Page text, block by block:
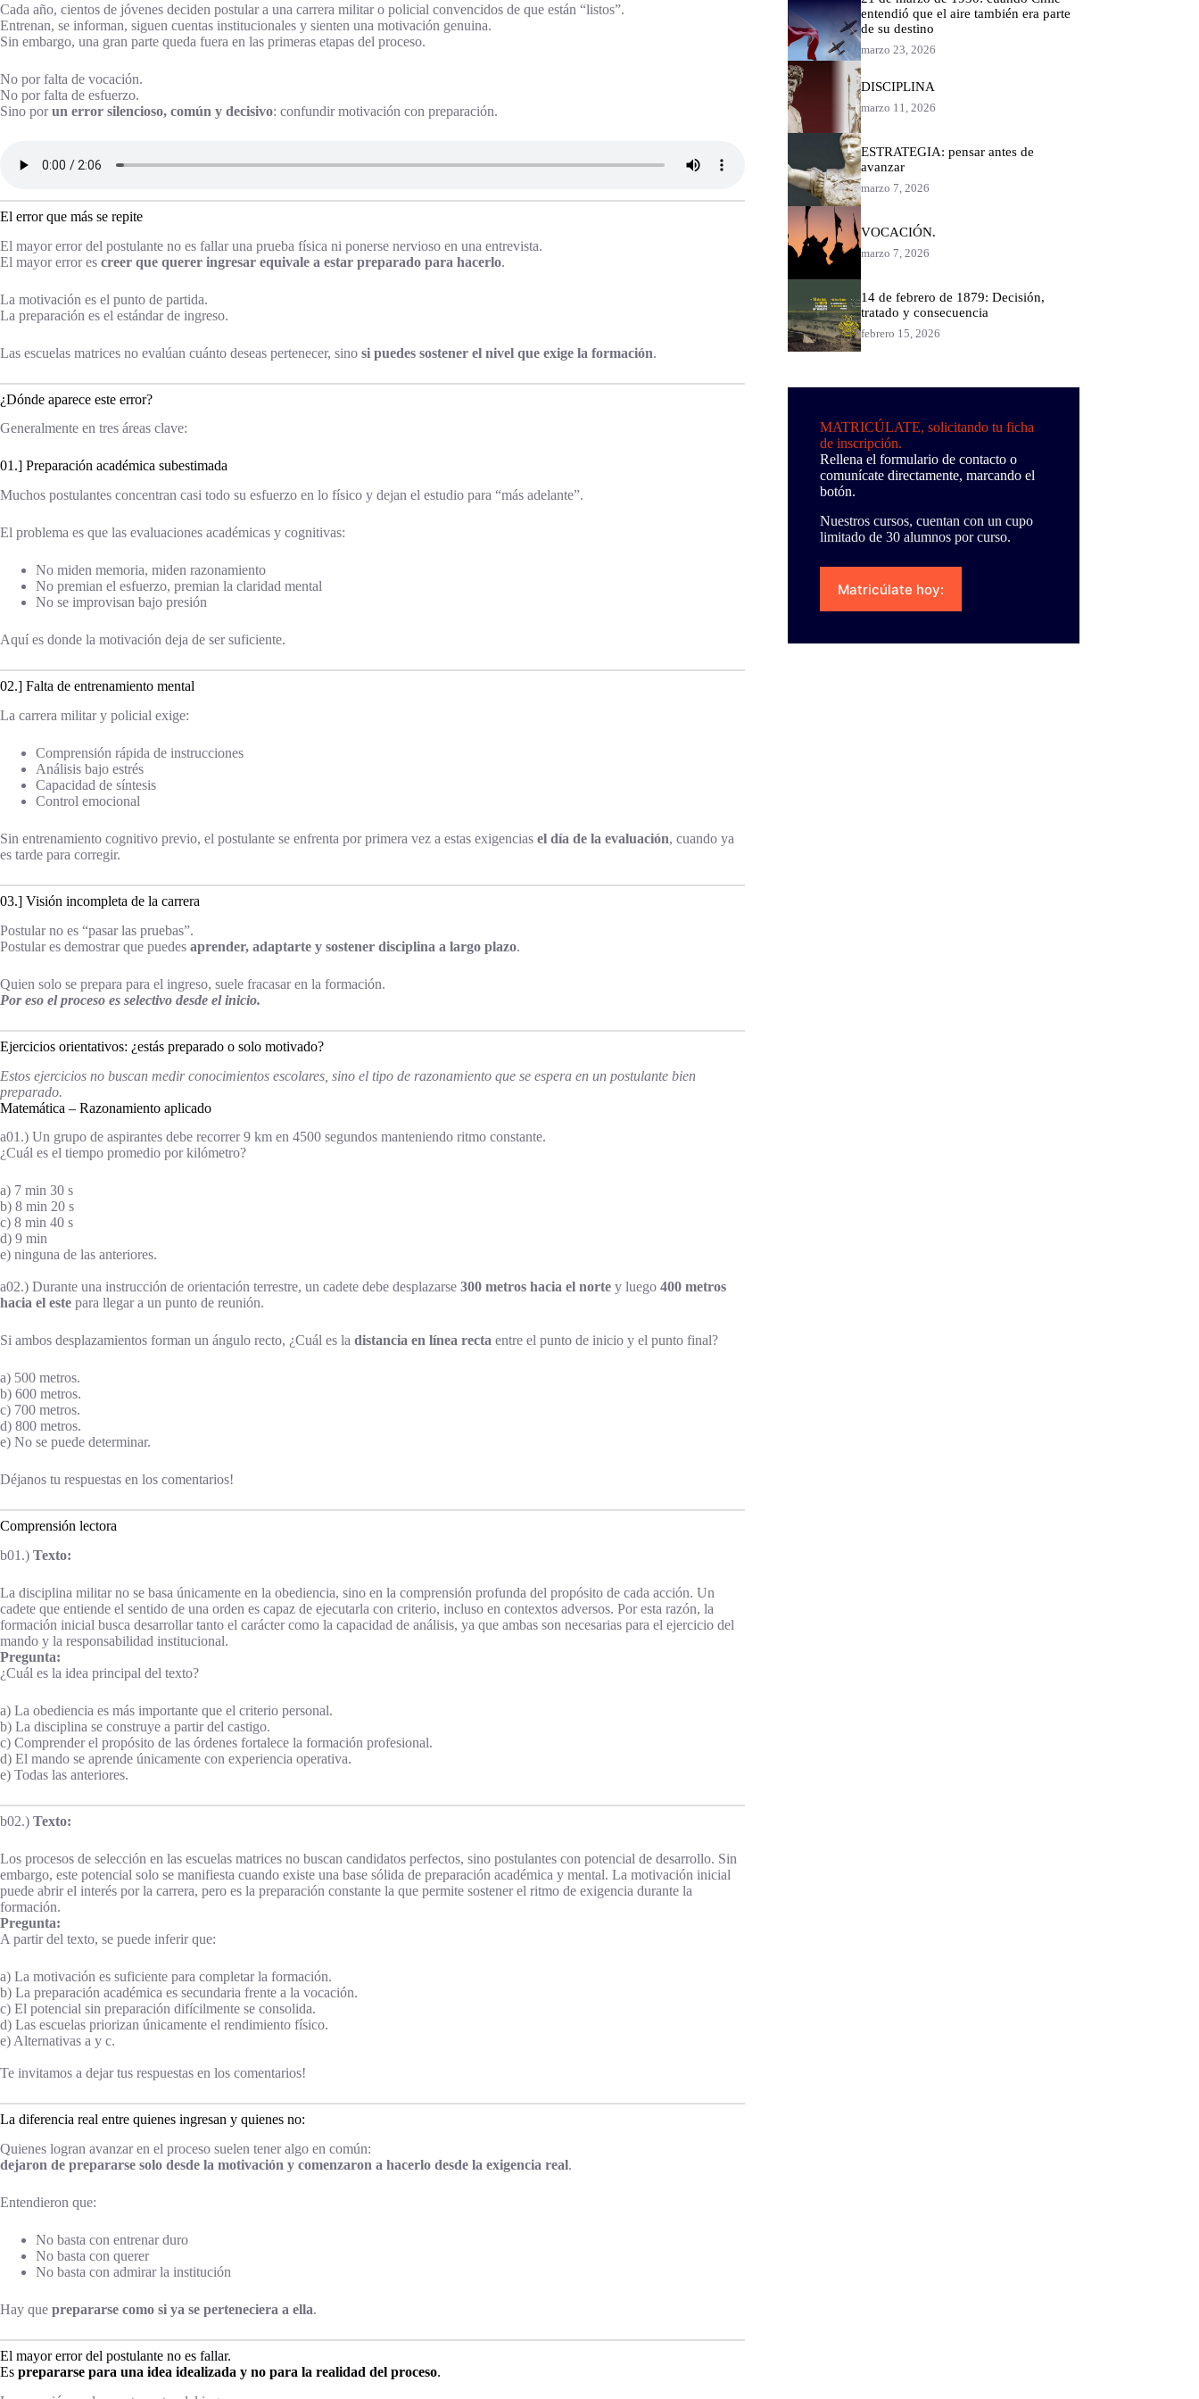
Cada año, cientos de jóvenes deciden postular a una carrera militar o policial convencidos de que están “listos”.
Entrenan, se informan, siguen cuentas institucionales y sienten una motivación genuina.
Sin embargo, una gran parte queda fuera en las primeras etapas del proceso.
No por falta de vocación.
No por falta de esfuerzo.
Sino porun error silencioso, común y decisivo: confundir motivación con preparación.
El error que más se repite
El mayor error del postulante no es fallar una prueba física ni ponerse nervioso en una entrevista.
El mayor error es creer que querer ingresar equivale a estar preparado para hacerlo.
La motivación es el punto de partida.
La preparación es el estándar de ingreso.
Las escuelas matrices no evalúan cuánto deseas pertenecer, sino si puedes sostener el nivel que exige la formación.
¿Dónde aparece este error?
Generalmente en tres áreas clave:
01.] Preparación académica subestimada
Muchos postulantes concentran casi todo su esfuerzo en lo físico y dejan el estudio para “más adelante”.
El problema es que las evaluaciones académicas y cognitivas:
No miden memoria, miden razonamiento
No premian el esfuerzo, premian la claridad mental
No se improvisan bajo presión
Aquí es donde la motivación deja de ser suficiente.
02.] Falta de entrenamiento mental
La carrera militar y policial exige:
Comprensión rápida de instrucciones
Análisis bajo estrés
Capacidad de síntesis
Control emocional
Sin entrenamiento cognitivo previo, el postulante se enfrenta por primera vez a estas exigencias el día de la evaluación, cuando ya
es tarde para corregir.
03.] Visión incompleta de la carrera
Postular no es “pasar las pruebas”.
Postular es demostrar que puedes aprender, adaptarte y sostener disciplina a largo plazo.
Quien solo se prepara para el ingreso, suele fracasar en la formación.
Por eso el proceso es selectivo desde el inicio.
Ejercicios orientativos: ¿estás preparado o solo motivado?
Estos ejercicios no buscan medir conocimientos escolares, sino el tipo de razonamiento que se espera en un postulante bien
preparado.
Matemática – Razonamiento aplicado
a01.) Un grupo de aspirantes debe recorrer 9 km en 4500 segundos manteniendo ritmo constante.
¿Cuál es el tiempo promedio por kilómetro?
a) 7 min 30 s
b) 8 min 20 s
c) 8 min 40 s
d) 9 min
e) ninguna de las anteriores.
a02.) Durante una instrucción de orientación terrestre, un cadete debe desplazarse 300 metros hacia el norte y luego 400 metros
hacia el este para llegar a un punto de reunión.
Si ambos desplazamientos forman un ángulo recto, ¿Cuál es la distancia en línea recta entre el punto de inicio y el punto final?
a) 500 metros.
b) 600 metros.
c) 700 metros.
d) 800 metros.
e) No se puede determinar.
Déjanos tu respuestas en los comentarios!
Comprensión lectora
b01.) Texto:
La disciplina militar no se basa únicamente en la obediencia, sino en la comprensión profunda del propósito de cada acción. Un
cadete que entiende el sentido de una orden es capaz de ejecutarla con criterio, incluso en contextos adversos. Por esta razón, la
formación inicial busca desarrollar tanto el carácter como la capacidad de análisis, ya que ambas son necesarias para el ejercicio del
mando y la responsabilidad institucional.
Pregunta:
¿Cuál es la idea principal del texto?
a) La obediencia es más importante que el criterio personal.
b) La disciplina se construye a partir del castigo.
c) Comprender el propósito de las órdenes fortalece la formación profesional.
d) El mando se aprende únicamente con experiencia operativa.
e) Todas las anteriores.
b02.) Texto:
Los procesos de selección en las escuelas matrices no buscan candidatos perfectos, sino postulantes con potencial de desarrollo. Sin
embargo, este potencial solo se manifiesta cuando existe una base sólida de preparación académica y mental. La motivación inicial
puede abrir el interés por la carrera, pero es la preparación constante la que permite sostener el ritmo de exigencia durante la
formación.
Pregunta:
A partir del texto, se puede inferir que:
a) La motivación es suficiente para completar la formación.
b) La preparación académica es secundaria frente a la vocación.
c) El potencial sin preparación difícilmente se consolida.
d) Las escuelas priorizan únicamente el rendimiento físico.
e) Alternativas a y c.
Te invitamos a dejar tus respuestas en los comentarios!
La diferencia real entre quienes ingresan y quienes no:
Quienes logran avanzar en el proceso suelen tener algo en común:
dejaron de prepararse solo desde la motivación y comenzaron a hacerlo desde la exigencia real.
Entendieron que:
No basta con entrenar duro
No basta con querer
No basta con admirar la institución
Hay que prepararse como si ya se perteneciera a ella.
El mayor error del postulante no es fallar.
Es prepararse para una idea idealizada y no para la realidad del proceso.
entendió que el aire también era parte
de su destino
marzo 23, 2026
DISCIPLINA
marzo 11, 2026
ESTRATEGIA: pensar antes de
avanzar
marzo 7, 2026
VOCACIÓN.
marzo 7, 2026
14 de febrero de 1879: Decisión,
tratado y consecuencia
febrero 15, 2026
MATRICÚLATE, solicitando tu ficha
de inscripción.
Rellena el formulario de contacto o
comunícate directamente, marcando el
botón.
Nuestros cursos, cuentan con un cupo
limitado de 30 alumnos por curso.
Matricúlate hoy: